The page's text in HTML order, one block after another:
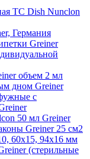
TC Dish Nunclon
Германия
Greiner
объем 2 мл
дном Greiner
с
50 мл Greiner
Greiner 25 см2
60х15, 94х16 мм
(стерильные